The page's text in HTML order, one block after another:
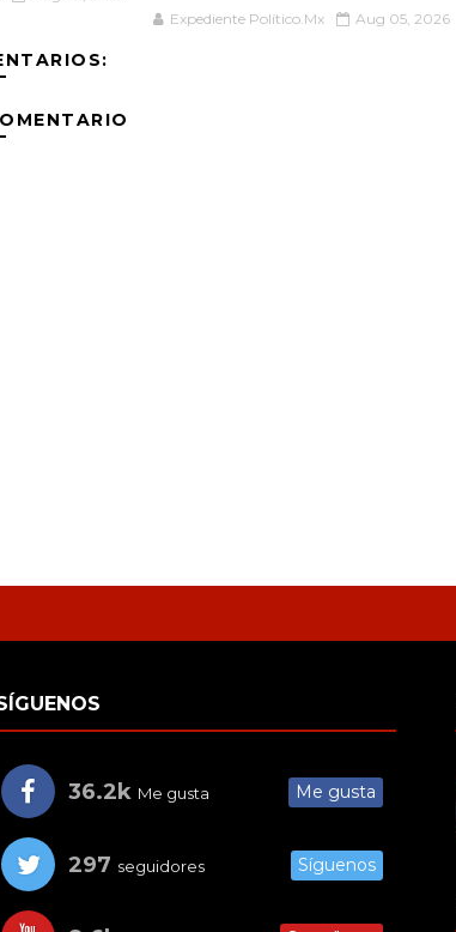
Expediente Político.Mx Aug 05, 2026
36.2k Me gusta Me gusta
297 seguidores Síguenos